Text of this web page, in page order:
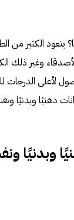
الكثير من
وغير ذلك
لأعلى الدرجات
ذهنيًا وبدنيًا
وبدنيًا